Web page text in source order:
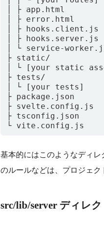
│ ├ app.html
│ ├ error.html
│ ├ hooks.client.js
│ ├ hooks.server.js
│ └ service-
├ static/
│ └ [your static
├ tests/
│ └ [your tests]
├ package.json
├ svelte.config.js
├ tsconfig.json
基本的にはこのようなディレ
のルールなどは、プロジェク
src/lib/server ディレク